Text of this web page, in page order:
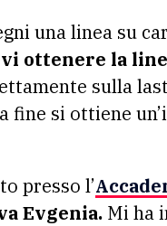
una linea su
ottenere la
sulla
fine si ottiene
presso l’
Evgenia. Mi ha